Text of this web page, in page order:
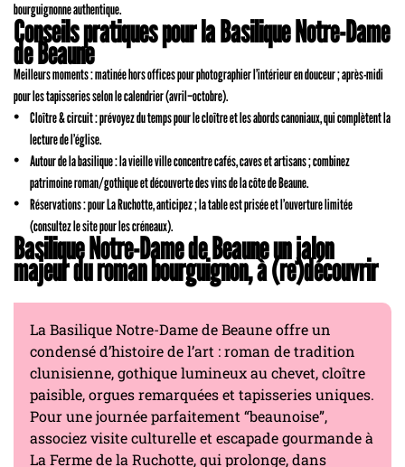
bourguignonne authentique.
Conseils pratiques pour la Basilique Notre-Dame
de Beaune
Meilleurs moments : matinée hors offices pour photographier l’intérieur en douceur ; après-midi
pour les tapisseries selon le calendrier (avril–octobre).
Cloître & circuit : prévoyez du temps pour le cloître et les abords canoniaux, qui complètent la
lecture de l’église.
Autour de la basilique : la vieille ville concentre cafés, caves et artisans ; combinez
patrimoine roman/gothique et découverte des vins de la côte de Beaune.
Réservations : pour La Ruchotte, anticipez ; la table est prisée et l’ouverture limitée
(consultez le site pour les créneaux).
Basilique Notre-Dame de Beaune un jalon
majeur du roman bourguignon, à (re)découvrir
La Basilique Notre-Dame de Beaune offre un
condensé d’histoire de l’art : roman de tradition
clunisienne, gothique lumineux au chevet, cloître
paisible, orgues remarquées et tapisseries uniques.
Pour une journée parfaitement “beaunoise”,
associez visite culturelle et escapade gourmande à
La Ferme de la Ruchotte, qui prolonge, dans